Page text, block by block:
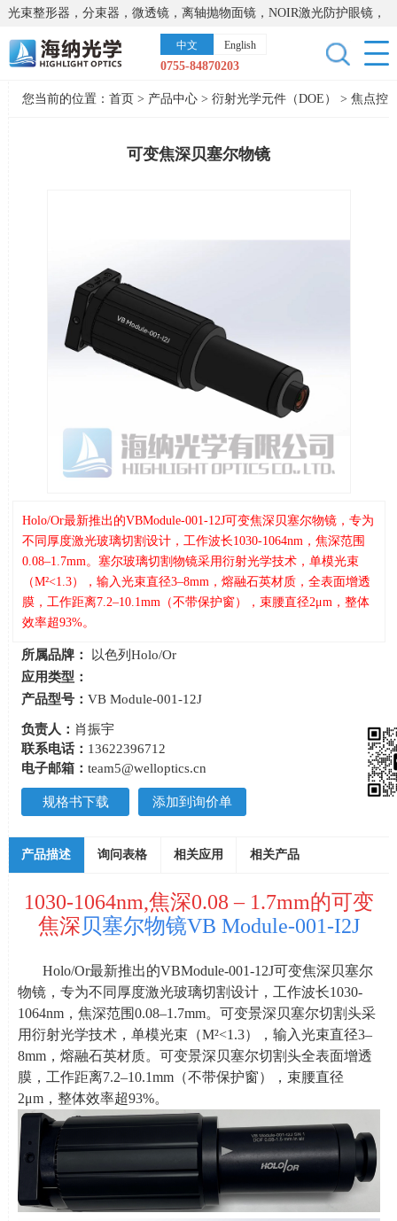
光束整形器，分束器，微透镜，离轴抛物面镜，NOIR激光防护眼镜，
太阳能模拟器，显微镜载物台，激光器，光谱仪，红外热像仪，激光
晶体
中文 English
0755-84870203
您当前的位置： 首页 > 产品中心> 衍射光学元件（DOE） > 焦点控
可变焦深贝塞尔物镜
Holo/Or最新推出的VBModule-001-12J可变焦深贝塞尔物镜，专为
不同厚度激光玻璃切割设计，工作波长1030-1064nm，焦深范围
0.08–1.7mm。塞尔玻璃切割物镜采用衍射光学技术，单模光束
（M²<1.3），输入光束直径3–8mm，熔融石英材质，全表面增透
膜，工作距离7.2–10.1mm（不带保护窗），束腰直径2μm，整体
效率超93%。
所属品牌：
以色列Holo/Or
应用类型：
产品型号：VB Module-001-12J
负责人： 肖振宇
联系电话： 13622396712
电子邮箱：team5@welloptics.cn
规格书下载 添加到询价单
产品描述 询问表格 相关应用 相关产品
1030-1064nm,焦深0.08 – 1.7mm的可变
焦深贝塞尔物镜VB Module-001-I2J
Holo/Or最新推出的VBModule-001-12J可变焦深贝塞尔
物镜，专为不同厚度激光玻璃切割设计，工作波长1030-
1064nm，焦深范围0.08–1.7mm。可变景深贝塞尔切割头采
用衍射光学技术，单模光束（M²<1.3），输入光束直径3–
8mm，熔融石英材质。可变景深贝塞尔切割头全表面增透
膜，工作距离7.2–10.1mm（不带保护窗），束腰直径
2μm，整体效率超93%。